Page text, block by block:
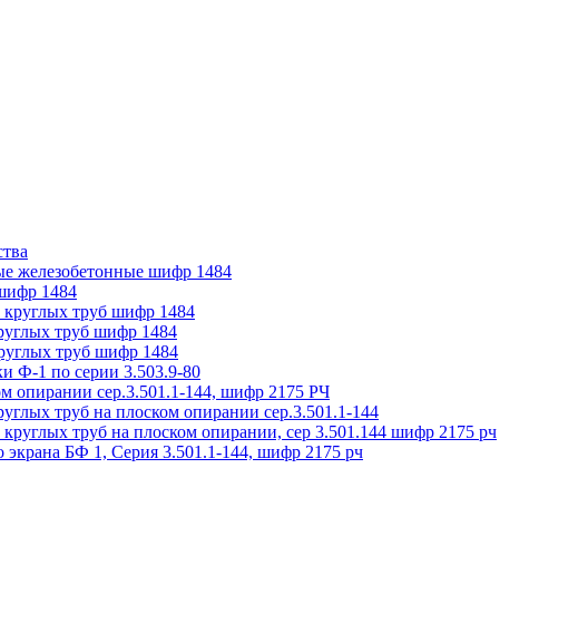
железобетонные шифр 1484
1484
круглых труб шифр 1484
труб шифр 1484
труб шифр 1484
Ф-1 по серии 3.503.9-80
опирании сер.3.501.1-144, шифр 2175 РЧ
труб на плоском опирании сер.3.501.1-144
круглых труб на плоском опирании, сер 3.501.144 шифр 2175 рч
экрана БФ 1, Серия 3.501.1-144, шифр 2175 рч